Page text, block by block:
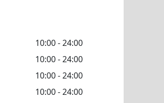
10:00 - 24:00
10:00 - 24:00
10:00 - 24:00
10:00 - 24:00